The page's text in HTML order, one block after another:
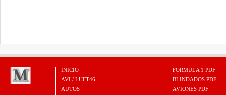
INICIO
AVI / LUFT46
AUTOS
FORMULA 1 PDF
BLINDADOS PDF
AVIONES PDF